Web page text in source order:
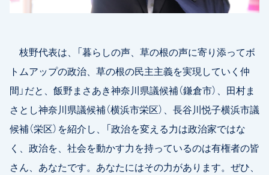
枝野代表は、「暮らしの声、草の根の声に寄り添ってボ
トムアップの政治、草の根の民主主義を実現していく仲
間」だと、飯野まさあき神奈川県議候補（鎌倉市）、田村ま
さとし神奈川県議候補（横浜市栄区）、長谷川悦子横浜市議
候補（栄区）を紹介し、「政治を変える力は政治家ではな
く、政治を、社会を動かす力を持っているのは有権者の皆
さん、あなたです。あなたにはその力があります。ぜひ、